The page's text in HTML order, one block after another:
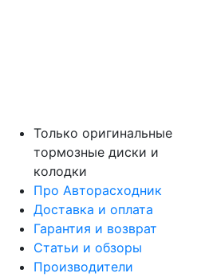
Только оригинальные
тормозные диски и
колодки
Про Авторасходник
Доставка и оплата
Гарантия и возврат
Статьи и обзоры
Производители